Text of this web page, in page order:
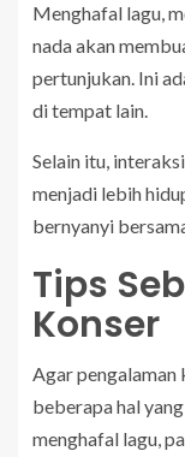
Menghafal lagu,
nada akan
pertunjukan. Ini
di tempat lain.
Selain itu,
menjadi lebih
bernyanyi
Tips
Konser
Agar pengalaman
beberapa hal
menghafal lagu,